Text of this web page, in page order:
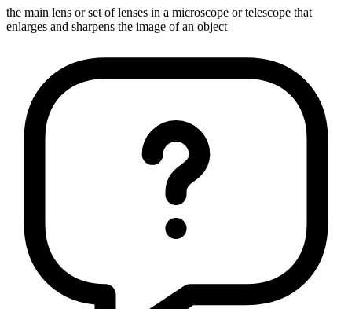
the main lens or set of lenses in a microscope or telescope that
enlarges and sharpens the image of an object